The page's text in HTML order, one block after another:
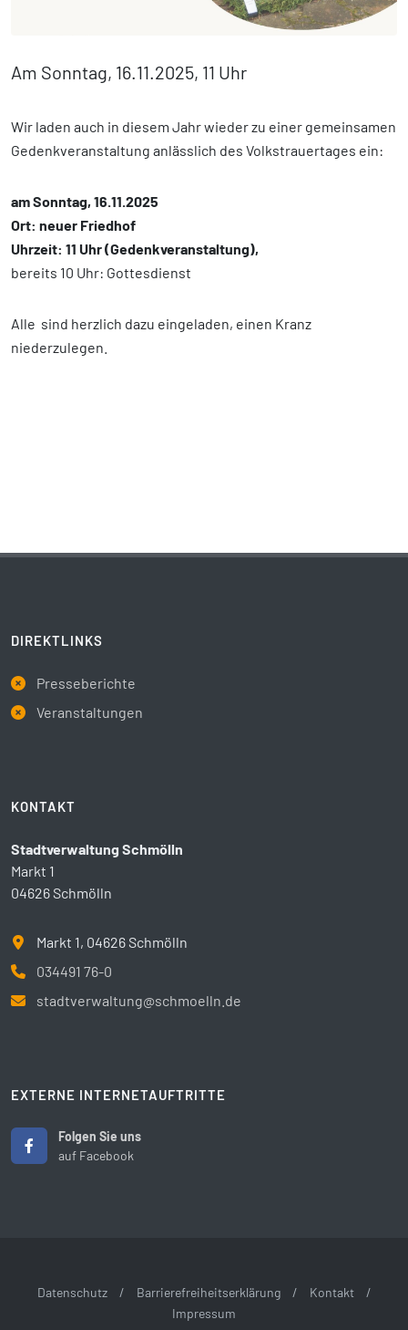
Am Sonntag, 16.11.2025, 11 Uhr
Wir laden auch in diesem Jahr wieder zu einer gemeinsamen
Gedenkveranstaltung anlässlich des Volkstrauertages ein:
am Sonntag, 16.11.2025
Ort: neuer Friedhof
Uhrzeit: 11 Uhr (Gedenkveranstaltung),
bereits 10 Uhr: Gottesdienst
Alle sind herzlich dazu eingeladen, einen Kranz
niederzulegen.
DIREKTLINKS
Presseberichte
Veranstaltungen
KONTAKT
Stadtverwaltung Schmölln
Markt 1
04626 Schmölln
Markt 1, 04626 Schmölln
034491 76-0
stadtverwaltung@schmoelln.de
EXTERNE INTERNETAUFTRITTE
Folgen Sie uns
auf Facebook
Datenschutz / Barrierefreiheitserklärung / Kontakt
/
Impressum